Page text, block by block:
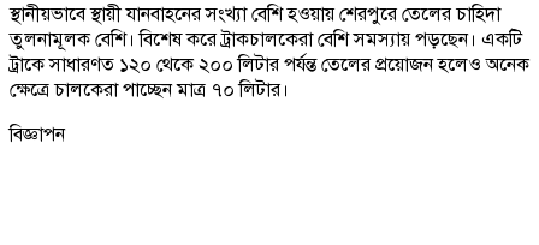
স্থানীয়ভাবে স্থায়ী যানবাহনের সংখ্যা বেশি হওয়ায় শেরপুরে তেলের চাহিদা
তুলনামূলক বেশি। বিশেষ করে ট্রাকচালকেরা বেশি সমস্যায় পড়ছেন। একটি
ট্রাকে সাধারণত ১২০ থেকে ২০০ লিটার পর্যন্ত তেলের প্রয়োজন হলেও অনেক
ক্ষেত্রে চালকেরা পাচ্ছেন মাত্র ৭০ লিটার।
বিজ্ঞাপন